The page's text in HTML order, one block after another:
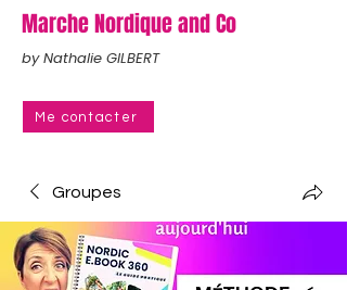
Marche Nordique and Co
by Nathalie GILBERT
Me contacter
Groupes